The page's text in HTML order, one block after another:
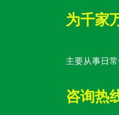
为千家
主要从事日
咨询热